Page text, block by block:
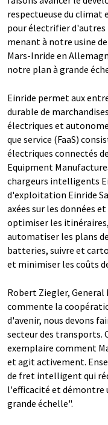
respectueuse du climat
pour électrifier
menant à notre usine
Mars-Inride en
notre plan à grande
Einride permet aux
durable de
électriques et
que service (FaaS)
électriques connectés
Equipment
chargeurs intelligents
d'exploitation Einride
axées sur les données
optimiser les
automatiser les plans
batteries, suivre et
et minimiser les coûts
Robert Ziegler, General
commente la
d'avenir, nous devons
secteur des transports.
exemplaire comment
et agit activement.
de fret intelligent qui
l'efficacité et démontre
grande échelle".